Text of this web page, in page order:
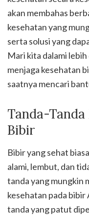
akan membahas
kesehatan yang
serta solusi yang
Mari kita dalami lebih
menjaga kesehatan
saatnya mencari
Tanda-
Bibir
Bibir yang sehat
alami, lembut, dan
tanda yang mungkin
kesehatan pada
tanda yang patut